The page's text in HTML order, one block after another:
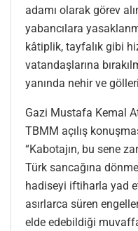
adamı olarak görev
yabancılara
kâtiplik, tayfalık gibi
vatandaşlarına
yanında nehir ve
Gazi Mustafa Kemal
TBMM açılış
“Kabotajın, bu sene
Türk sancağına
hadiseyi iftiharla yad
asırlarca süren
elde edebildiği